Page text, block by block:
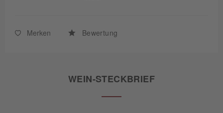
Merken Bewertung
WEIN-STECKBRIEF